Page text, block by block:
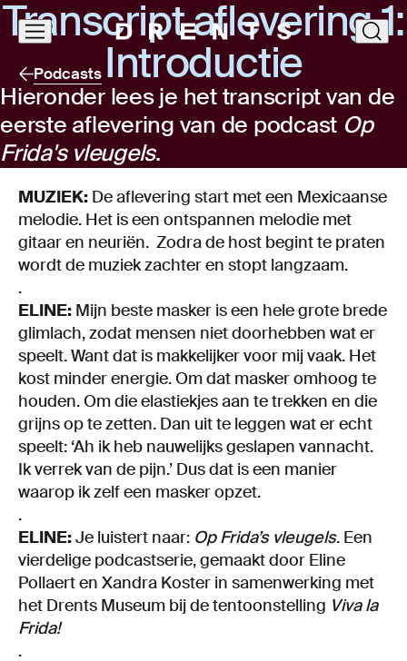
Navigatie
Podcasts
Trans­cript afle­ve­ring1:
Intro­duc­tie
Hieronder lees je het transcript van de
eerste aflevering van de podcast Op
Frida's vleugels.
MUZIEK: De aflevering start met een Mexicaanse
melodie. Het is een ontspannen melodie met
gitaar en neuriën. Zodra de host begint te praten
wordt de muziek zachter en stopt langzaam.
.
ELINE: Mijn beste masker is een hele grote brede
glimlach, zodat mensen niet doorhebben wat er
speelt. Want dat is makkelijker voor mij vaak. Het
kost minder energie. Om dat masker omhoog te
houden. Om die elastiekjes aan te trekken en die
grijns op te zetten. Dan uit te leggen wat er echt
speelt: ‘Ah ik heb nauwelijks geslapen vannacht.
Ik verrek van de pijn.’ Dus dat is een manier
waarop ik zelf een masker opzet.
.
ELINE:Je luistert naar: Op Frida’s vleugels. Een
vierdelige podcastserie, gemaakt door Eline
Pollaert en Xandra Koster in samenwerking met
het Drents Museum bij de tentoonstelling Viva la
Frida!
.